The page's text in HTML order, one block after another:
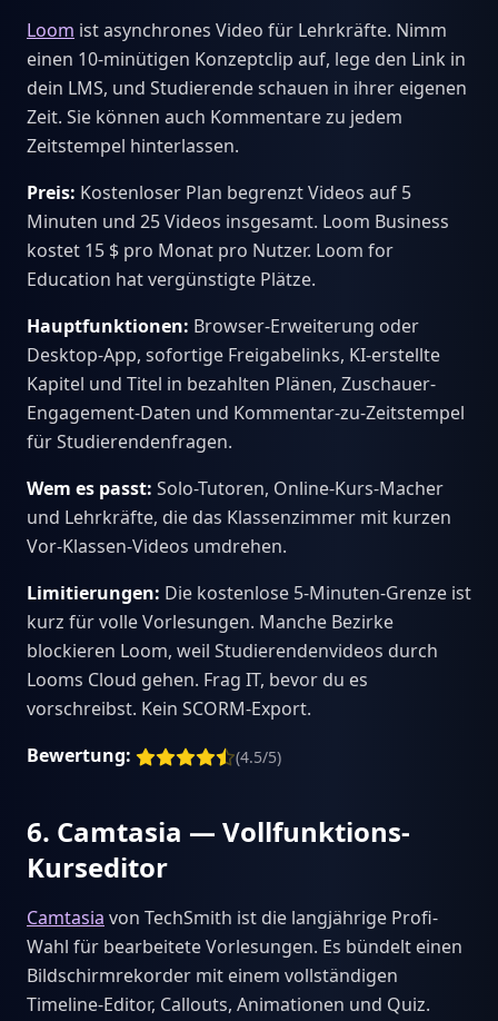
Loom ist asynchrones Video für Lehrkräfte. Nimm
einen 10-minütigen Konzeptclip auf, lege den Link in
dein LMS, und Studierende schauen in ihrer eigenen
Zeit. Sie können auch Kommentare zu jedem
Zeitstempel hinterlassen.
Preis: Kostenloser Plan begrenzt Videos auf 5
Minuten und 25 Videos insgesamt. Loom Business
kostet 15 $ pro Monat pro Nutzer. Loom for
Education hat vergünstigte Plätze.
Hauptfunktionen: Browser-Erweiterung oder
Desktop-App, sofortige Freigabelinks, KI-erstellte
Kapitel und Titel in bezahlten Plänen, Zuschauer-
Engagement-Daten und Kommentar-zu-Zeitstempel
für Studierendenfragen.
Wem es passt: Solo-Tutoren, Online-Kurs-Macher
und Lehrkräfte, die das Klassenzimmer mit kurzen
Vor-Klassen-Videos umdrehen.
Limitierungen: Die kostenlose 5-Minuten-Grenze ist
kurz für volle Vorlesungen. Manche Bezirke
blockieren Loom, weil Studierendenvideos durch
Looms Cloud gehen. Frag IT, bevor du es
vorschreibst. Kein SCORM-Export.
Bewertung:
(4.5/5)
6. Camtasia — Vollfunktions-
Kurseditor
Camtasia von TechSmith ist die langjährige Profi-
Wahl für bearbeitete Vorlesungen. Es bündelt einen
Bildschirmrekorder mit einem vollständigen
Timeline-Editor, Callouts, Animationen und Quiz.